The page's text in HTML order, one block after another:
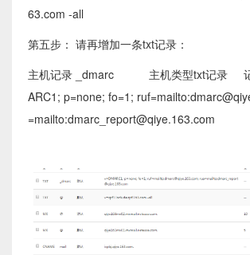
63.com -all
第五步： 请再增加一条txt记录：
主机记录 _dmarc 主机类型txt记录 记
ARC1; p=none; fo=1;
=mailto:dmarc_report@qiye.163.com